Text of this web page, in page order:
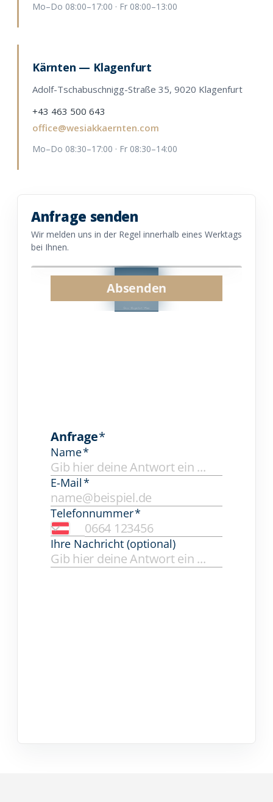
Mo–Do 08:00–17:00 · Fr 08:00–13:00
Kärnten — Klagenfurt
Adolf-Tschabuschnigg-Straße 35, 9020 Klagenfurt
+43 463 500 643
office@wesiakkaernten.com
Mo–Do 08:30–17:00 · Fr 08:30–14:00
Anfrage senden
Wir melden uns in der Regel innerhalb eines Werktags
bei Ihnen.